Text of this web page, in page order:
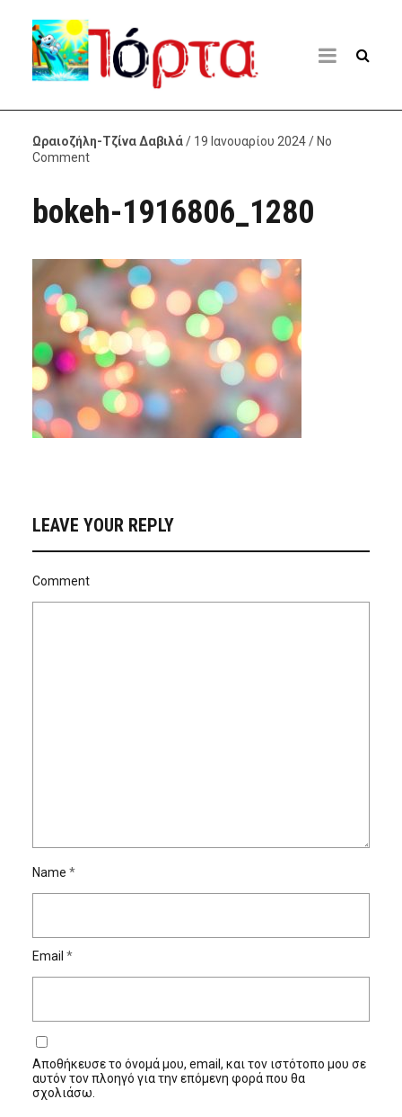
Ωραιοζήλη-Τζίνα Δαβιλά/ 19 Ιανουαρίου 2024 / No
Comment
bokeh-1916806_1280
LEAVE YOUR REPLY
Comment
Name *
Email *
Αποθήκευσε το όνομά μου, email, και τον ιστότοπο μου σε
αυτόν τον πλοηγό για την επόμενη φορά που θα
σχολιάσω.